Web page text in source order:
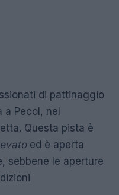
di pattinaggio
a Pecol, nel
Questa pista è
ed è aperta
sebbene le aperture